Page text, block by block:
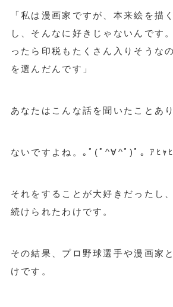
「私は漫画家ですが、本来絵を描
し、そんなに好きじゃないんです
ったら印税もたくさん入りそうな
を選んだんです」
あなたはこんな話を聞いたことあ
ないですよね。｡ﾟ(ﾟ^∀^ﾟ)ﾟ｡ ｱﾋｬ
それをすることが大好きだったし
続けられたわけです。
その結果、プロ野球選手や漫画家
けです。